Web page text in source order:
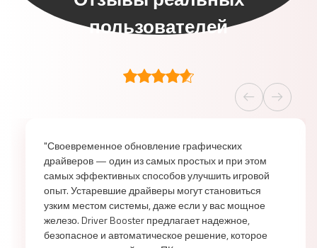
пользователей
"Своевременное обновление графических
драйверов — один из самых простых и при этом
самых эффективных способов улучшить игровой
опыт. Устаревшие драйверы могут становиться
узким местом системы, даже если у вас мощное
железо. Driver Booster предлагает надежное,
безопасное и автоматическое решение, которое